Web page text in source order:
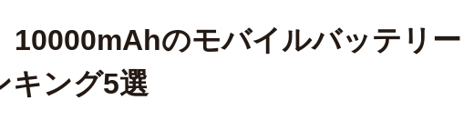
10000mAhのモバイルバッテリー
キング5選